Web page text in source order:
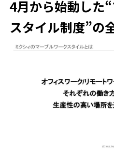
4月から始動した
スタイル制度”の